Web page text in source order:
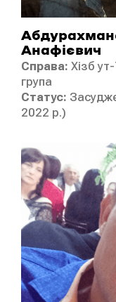
Анафієвич
Справа: Хізб
група
Статус:
2022 р.)